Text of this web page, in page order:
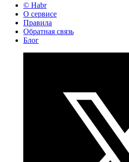
© Habr
О сервисе
Правила
Обратная связь
Блог